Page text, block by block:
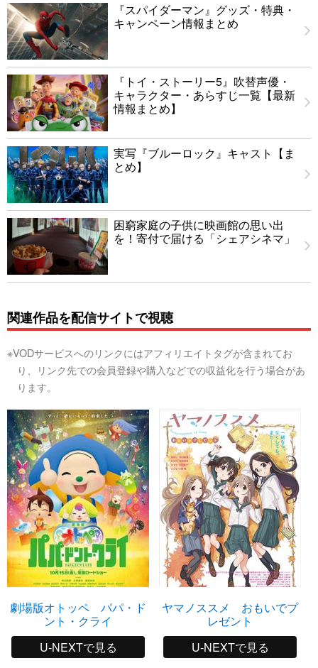
『スパイダーマン』グッズ・特典・
キャンペーン情報まとめ
『トイ・ストーリー5』吹替声優・
キャラクター・あらすじ一覧【最新
情報まとめ】
実写『ブルーロック』キャスト【ま
とめ】
困窮家庭の子供に映画館の思い出
を！寄付で届ける「シェアシネマ」
関連作品を配信サイトで視聴
※VODサービスへのリンクにはアフィリエイトタグが含まれてお
り、リンク先での会員登録や購入などでの収益化を行う場合があ
ります。
劇場版オトッペ パパ・ド
ント・クライ
U-NEXTで見る
ヤマノススメ おもいでプ
レゼント
U-NEXTで見る